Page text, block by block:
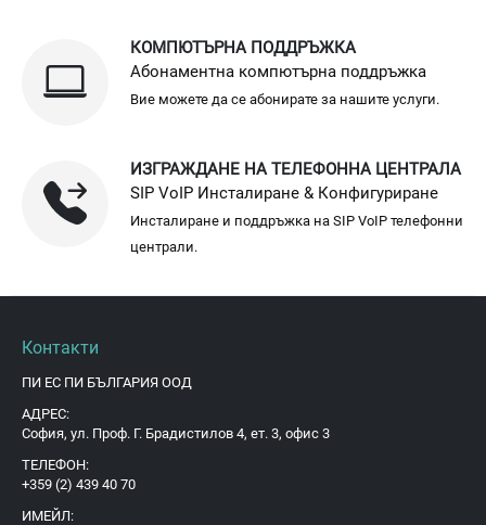
КОМПЮТЪРНА ПОДДРЪЖКА
Абонаментна компютърна поддръжка
Вие можете да се абонирате за нашите услуги.
ИЗГРАЖДАНЕ НА ТЕЛЕФОННА ЦЕНТРАЛА
SIP VoIP Инсталиране & Конфигуриране
Инсталиране и поддръжка на SIP VoIP телефонни
централи.
Контакти
ПИ ЕС ПИ БЪЛГАРИЯ ООД
АДРЕС:
София, ул. Проф. Г. Брадистилов 4, ет. 3, офис 3
ТЕЛЕФОН:
+359 (2) 439 40 70
ИМЕЙЛ: